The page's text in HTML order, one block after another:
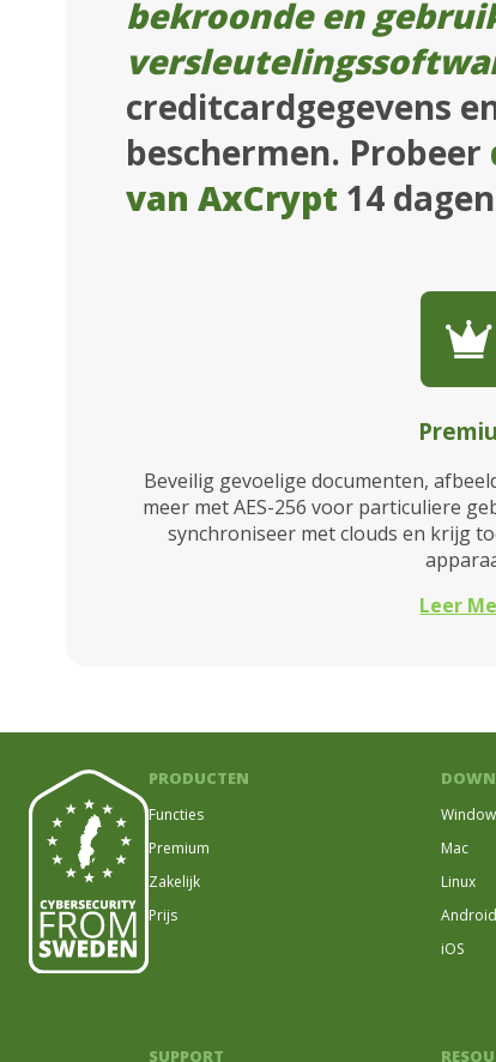
bekroonde en
creditcardgegevens
beschermen. Probeer
van AxCrypt 14
Beveilig gevoelige documenten,
meer met AES-256 voor particuliere
synchroniseer met clouds en krijg
Leer
PRODUCTEN
Functies
Premium
Zakelijk
Prijs
Mac
Linux
Android
iOS
SUPPORT